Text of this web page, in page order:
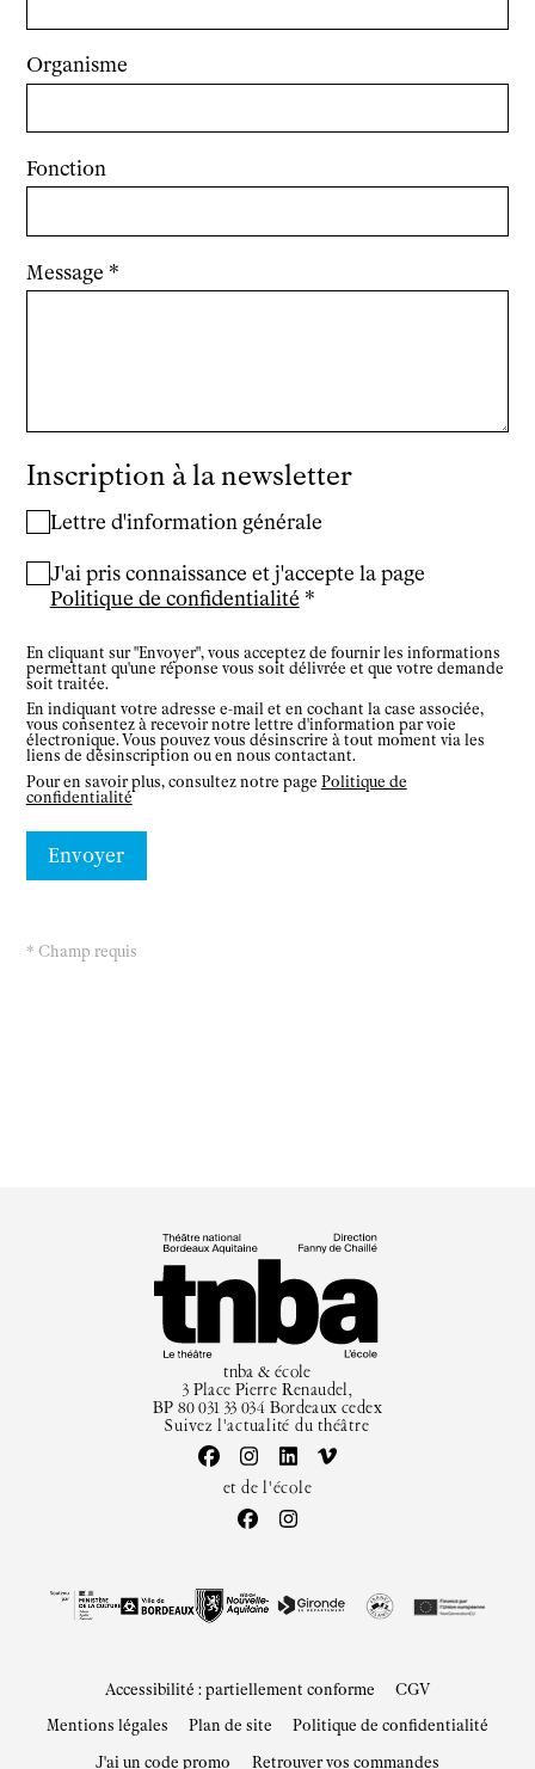
Organisme
Fonction
Message
Inscription à la newsletter
Lettre d'information générale
J'ai pris connaissance et j'accepte la page
Politique de confidentialité
En cliquant sur "Envoyer", vous acceptez de fournir les informations
permettant qu'une réponse vous soit délivrée et que votre demande
soit traitée.
En indiquant votre adresse e-mail et en cochant la case associée,
vous consentez à recevoir notre lettre d'information par voie
électronique. Vous pouvez vous désinscrire à tout moment via les
liens de désinscription ou en nous contactant.
Pour en savoir plus, consultez notre page Politique de
confidentialité
* Champ requis
tnba & école
3 Place Pierre Renaudel,
BP 80 031 33 034 Bordeaux cedex
Suivez l'actualité du théâtre
et de l'école
Accessibilité : partiellement conforme CGV
Mentions légales Plan de site Politique de confidentialité
J'ai un code promo Retrouver vos commandes